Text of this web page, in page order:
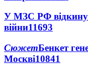
У МЗС РФ
війни11693
СюжетБенкет
Москві10841